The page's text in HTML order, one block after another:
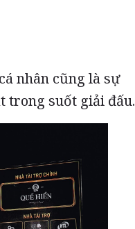
nhân cũng là sự
trong suốt giải đấu.